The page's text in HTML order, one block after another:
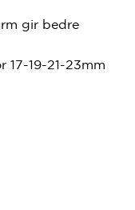
gir bedre
17-19-21-23mm